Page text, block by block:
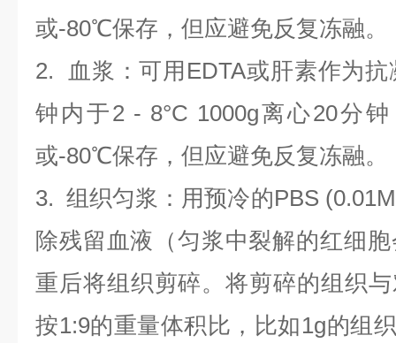
或-80℃保存，但应避免反复冻融。
2.
血浆 ：可用EDTA或肝素作为
钟内于2 - 8°C 1000g离心20分
或-80℃保存，但应避免反复冻融。
3.组织匀浆 ：用预冷的PBS
除残留血液（匀浆中裂解的红细
重后将组织剪碎。将剪碎的组织
按1:9的重量体积比，比如1g的组